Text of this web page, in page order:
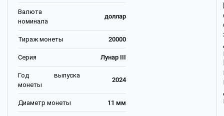
Валюта
номинала
доллар
Тираж монеты 20000
Серия Лунар III
Год выпуска
монеты
2024
Диаметр монеты 11 мм